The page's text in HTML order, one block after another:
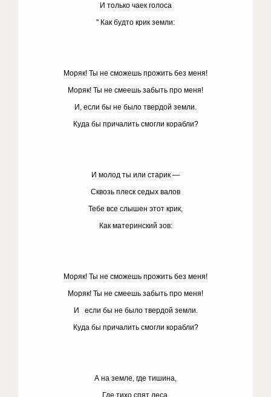
И только чаек голоса
'' Как будто крик земли:
Моряк! Ты не сможешь прожить без меня!
Моряк! Ты не смеешь забыть про меня!
И, если бы не было твердой земли.
Куда бы причалить смогли корабли?
И молод ты или старик —
Сквозь плеск седых валов
Тебе все слышен этот крик,
Как материнский зов:
Моряк! Ты не сможешь прожить без меня!
Моряк! Ты не смеешь забыть про меня!
И если бы не было твердой земли.
Куда бы причалить смогли корабли?
А на земле, где тишина,
Где тихо спят леса,